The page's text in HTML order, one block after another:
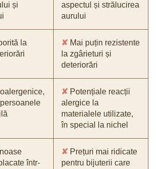
și
aspectul și strălucirea
aurului
la
✘ Mai puțin rezistente
la zgârieturi și
deteriorări
✘ Potențiale reacții
alergice la
materialele utilizate,
în special la nichel
într-
✘ Prețuri mai ridicate
pentru bijuterii care